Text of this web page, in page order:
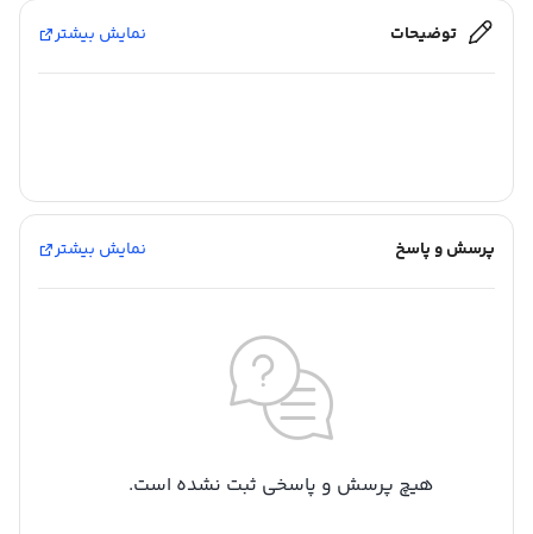
توضیحات نمایش بیشتر
پرسش و پاسخ نمایش بیشتر
هیچ پرسش و پاسخی ثبت نشده است.